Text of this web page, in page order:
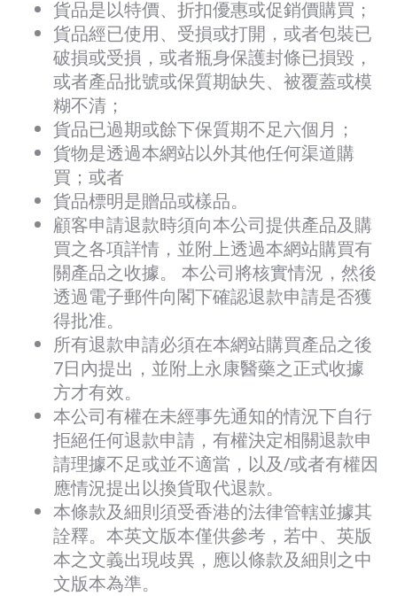
貨品是以特價、折扣優惠或促銷價購買；
貨品經已使用、受損或打開，或者包裝已
破損或受損，或者瓶身保護封條已損毀，
或者產品批號或保質期缺失、被覆蓋或模
糊不清；
貨品已過期或餘下保質期不足六個月；
貨物是透過本網站以外其他任何渠道購
買；或者
貨品標明是贈品或樣品。
顧客申請退款時須向本公司提供產品及購
買之各項詳情，並附上透過本網站購買有
關產品之收據。 本公司將核實情況，然後
透過電子郵件向閣下確認退款申請是否獲
得批准。
所有退款申請必須在本網站購買產品之後
7日內提出，並附上永康醫藥之正式收據
方才有效。
本公司有權在未經事先通知的情況下自行
拒絕任何退款申請，有權決定相關退款申
請理據不足或並不適當，以及/或者有權因
應情況提出以換貨取代退款。
本條款及細則須受香港的法律管轄並據其
詮釋。本英文版本僅供參考，若中、英版
本之文義出現歧異，應以條款及細則之中
文版本為準。